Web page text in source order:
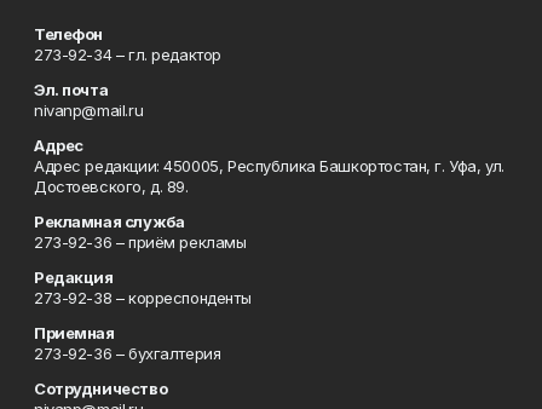
Телефон
273-92-34 – гл. редактор
Эл. почта
nivanp@mail.ru
Адрес
Адрес редакции: 450005, Республика Башкортостан, г. Уфа, ул.
Достоевского, д. 89.
Рекламная служба
273-92-36 – приём рекламы
Редакция
273-92-38 – корреспонденты
Приемная
273-92-36 – бухгалтерия
Сотрудничество